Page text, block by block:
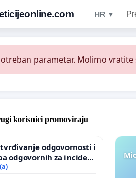
HR ▼
parametar. Molimo
korisnici promoviraju
odgovornosti i
odgovornih za incident
vrtu Grada Zagreba